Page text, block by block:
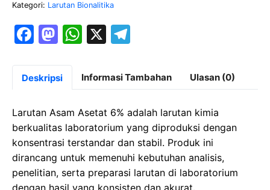
Kategori: Larutan Bionalitika
F
c
b
o
o
k
M
st
d
o
n
W
at
s
A
p
p
X
e
gr
a
m
Deskripsi Informasi Tambahan Ulasan (0)
Larutan Asam Asetat 6% adalah larutan kimia
berkualitas laboratorium yang diproduksi dengan
konsentrasi terstandar dan stabil. Produk ini
dirancang untuk memenuhi kebutuhan analisis,
penelitian, serta preparasi larutan di laboratorium
dengan hasil yang konsisten dan akurat.